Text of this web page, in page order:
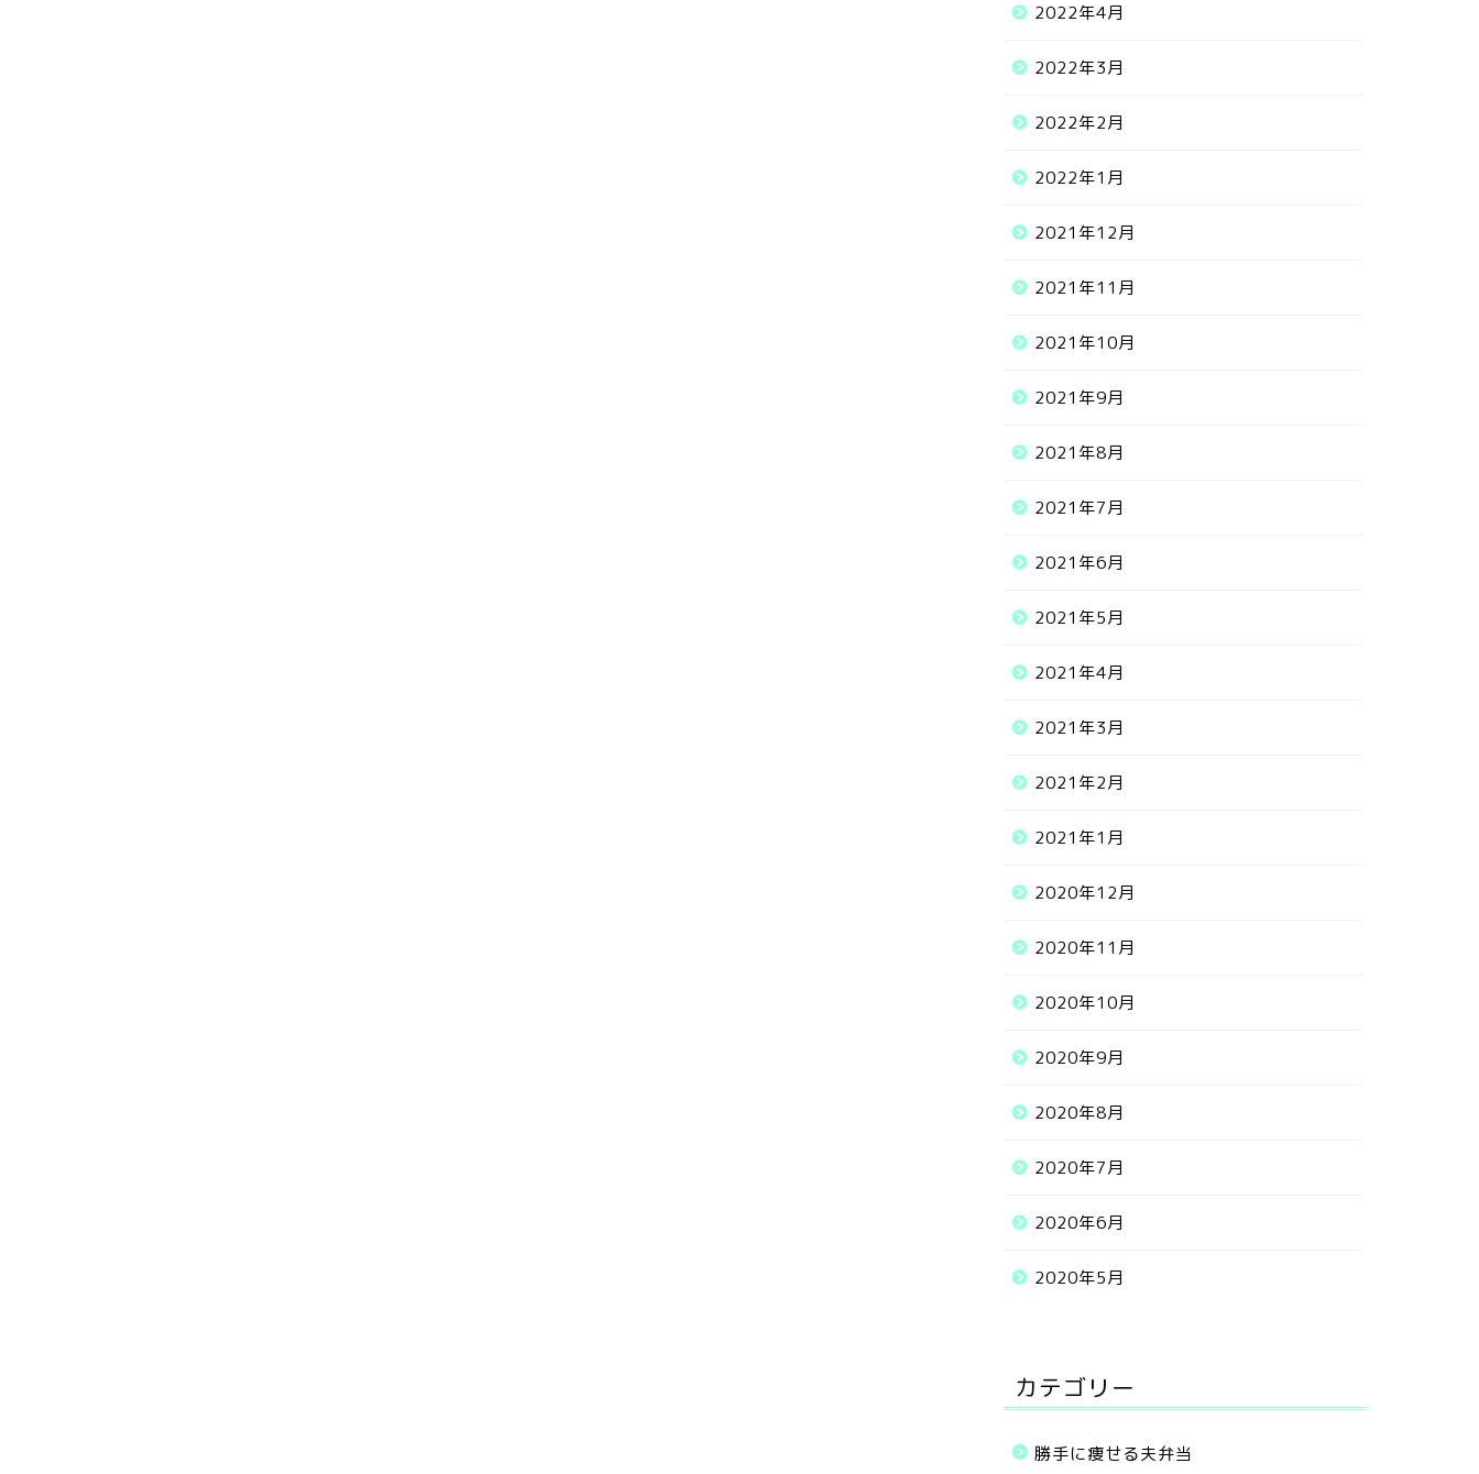
2022年4月
2022年3月
2022年2月
2022年1月
2021年12月
2021年11月
2021年10月
2021年9月
2021年8月
2021年7月
2021年6月
2021年5月
2021年4月
2021年3月
2021年2月
2021年1月
2020年12月
2020年11月
2020年10月
2020年9月
2020年8月
2020年7月
2020年6月
2020年5月
カテゴリー
勝手に痩せる夫弁当